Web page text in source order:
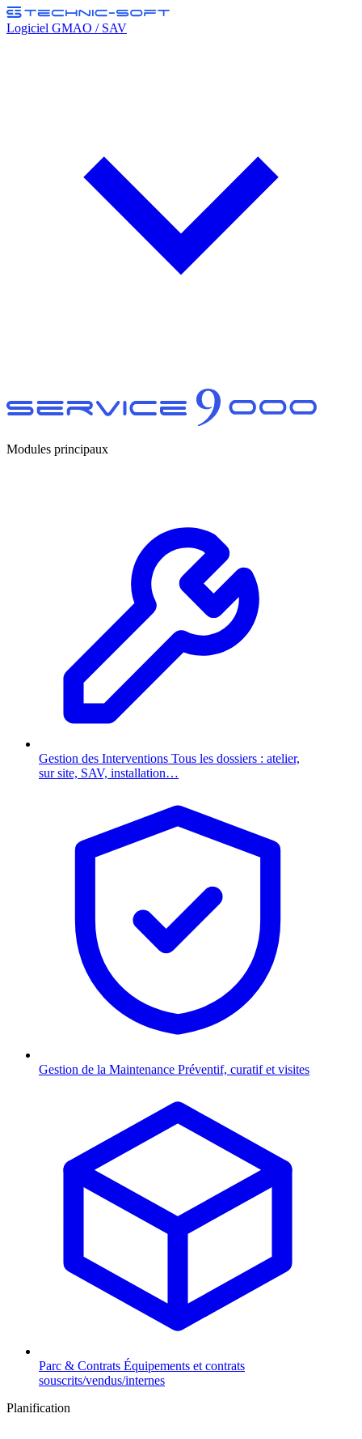
Logiciel GMAO / SAV
Modules principaux
Gestion des Interventions Tous les dossiers : atelier,
sur site, SAV, installation…
Gestion de la Maintenance Préventif, curatif et visites
Parc & Contrats Équipements et contrats
souscrits/vendus/internes
Planification